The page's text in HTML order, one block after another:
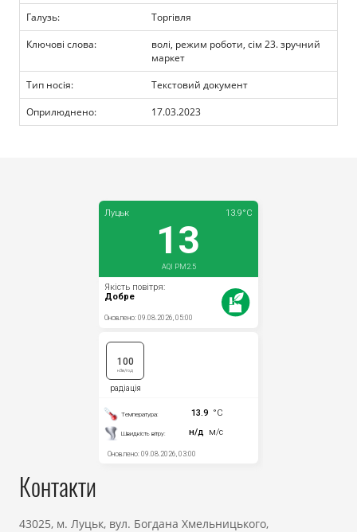
Галузь:
Торгівля
Ключові слова:
волі, режим роботи, сім 23. зручний
маркет
Тип носія:
Текстовий документ
Оприлюднено:
17.03.2023
Контакти
43025, м. Луцьк, вул. Богдана Хмельницького,